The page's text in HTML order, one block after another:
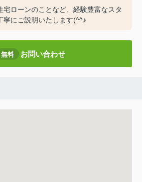
宅ローンのことなど、経験豊富なスタ
寧にご説明いたします(^^♪
無料 お問い合わせ